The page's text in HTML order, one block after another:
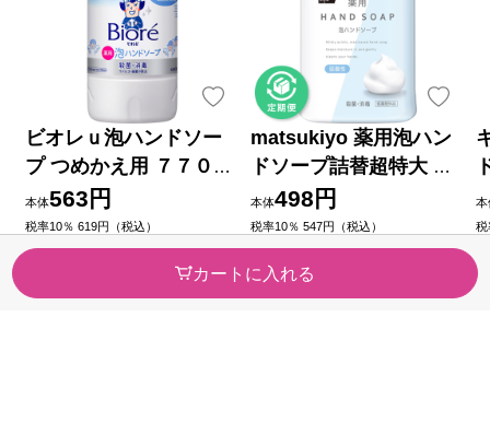
カートに入れる
ビオレｕ泡ハンドソー
プ つめかえ用 ７７０ｍ
Ｌ 花王 (医薬部外品)
本体563円
税率10％ 619円（税込）
（3）
今すぐのご注文で最短今日(20
matsukiyo 薬用泡ハン
ドソープ詰替超特大 ９
２０ｍｌ (医薬部外品)
本体498円
税率10％ 547円（税込）
（43）
今すぐのご注文で最短今日(20
26/08/08)届きます
本
税